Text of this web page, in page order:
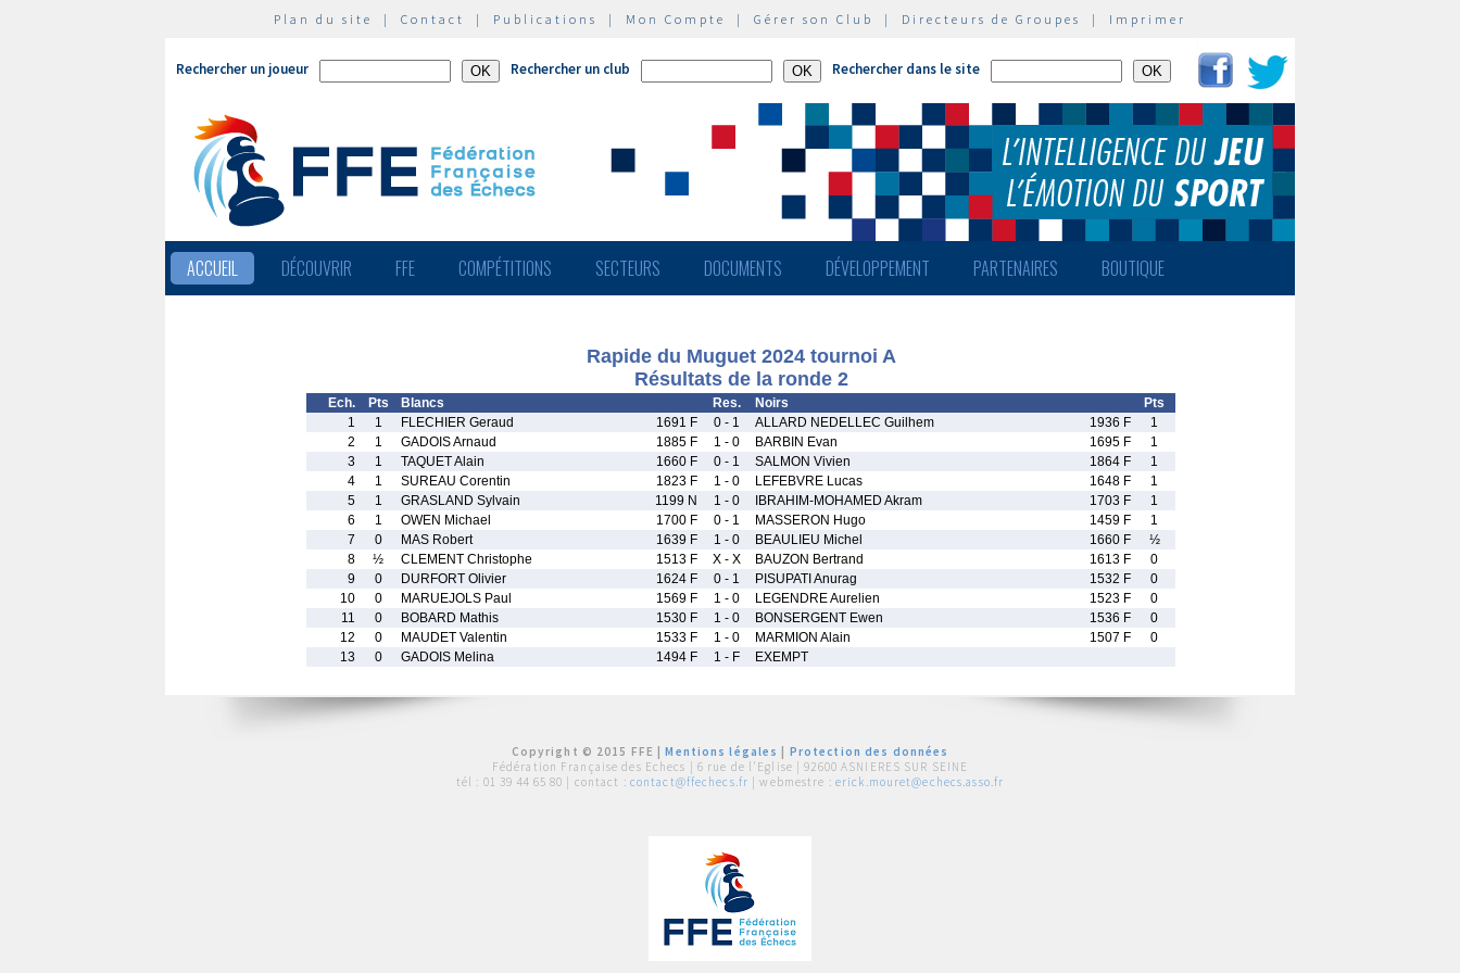
Plan du site | Contact | Publications | Mon Compte | Gérer son Club | Directeurs de Groupes | Imprimer
Rechercher un joueur Rechercher un club Rechercher dans le site
ACCUEIL DÉCOUVRIR FFE COMPÉTITIONS SECTEURS DOCUMENTS DÉVELOPPEMENT PARTENAIRES BOUTIQUE
Rapide du Muguet 2024 tournoi A
Résultats de la ronde 2
Ech. Pts Blancs Res. Noirs
Pts
1
1 FLECHIER Geraud 1691 F 0 - 1 ALLARD NEDELLEC Guilhem 1936 F
1
2
1 GADOIS Arnaud 1885 F 1 - 0 BARBIN Evan 1695 F
1
3
1 TAQUET Alain 1660 F 0 - 1 SALMON Vivien 1864 F
1
4
1 SUREAU Corentin 1823 F 1 - 0 LEFEBVRE Lucas 1648 F
1
5
1 GRASLAND Sylvain 1199 N 1 - 0 IBRAHIM-MOHAMED Akram 1703 F
1
6
1 OWEN Michael 1700 F 0 - 1 MASSERON Hugo 1459 F
1
7
0 MAS Robert 1639 F 1 - 0 BEAULIEU Michel 1660 F
½
8
½ CLEMENT Christophe 1513 F X - X BAUZON Bertrand 1613 F
0
9
0 DURFORT Olivier 1624 F 0 - 1 PISUPATI Anurag 1532 F
0
10
0 MARUEJOLS Paul 1569 F 1 - 0 LEGENDRE Aurelien 1523 F
0
11
0 BOBARD Mathis 1530 F 1 - 0 BONSERGENT Ewen 1536 F
0
12
0 MAUDET Valentin 1533 F 1 - 0 MARMION Alain 1507 F
0
13
0 GADOIS Melina 1494 F 1 - F EXEMPT
Copyright © 2015 FFE |Mentions légales
Protection des données
Fédération Française des Echecs | 6 rue de l'Eglise | 92600 ASNIERES SUR SEINE
tél : 01 39 44 65 80 | contact : contact@ffechecs.fr | webmestre : erick.mouret@echecs.asso.fr